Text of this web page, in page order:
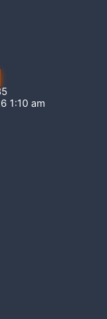
1:10 am